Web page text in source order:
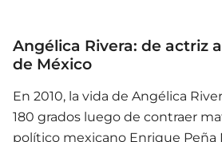
Angélica Rivera: de actriz
de México
En 2010, la vida de Angélica
180 grados luego de contraer
político mexicano Enrique Peña